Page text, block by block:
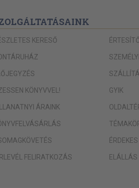
KERESŐ
KÖNYVVEL!
ÁRAINK
FELIRATKOZÁS
GYIK
ELÁLLÁS